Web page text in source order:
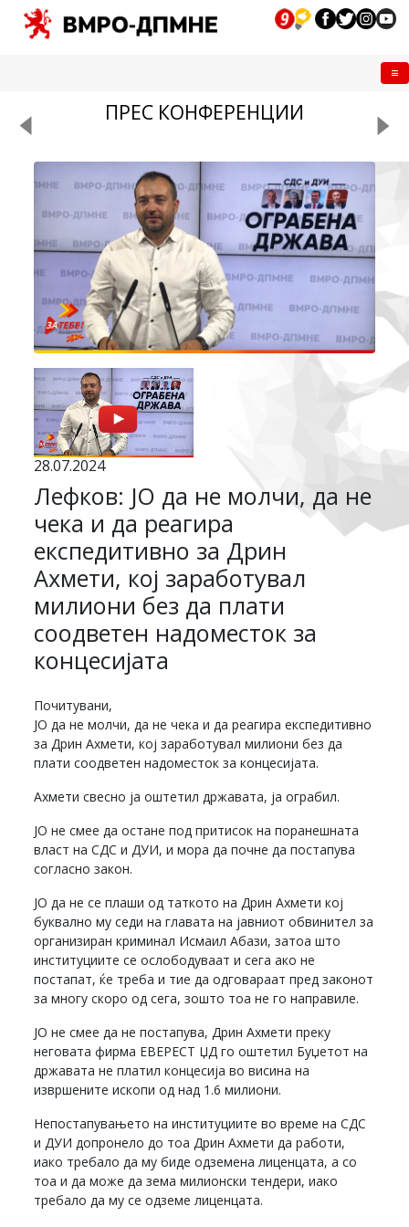
ПРЕС КОНФЕРЕНЦИИ
28.07.2024
Лефков: ЈО да не молчи, да не
чека и да реагира
експедитивно за Дрин
Ахмети, кој заработувал
милиони без да плати
соодветен надоместок за
концесијата
Почитувани,
ЈО да не молчи, да не чека и да реагира експедитивно
за Дрин Ахмети, кој заработувал милиони без да
плати соодветен надоместок за концесијата.
Ахмети свесно ја оштетил државата, ја ограбил.
ЈО не смее да остане под притисок на поранешната
власт на СДС и ДУИ, и мора да почне да постапува
согласно закон.
ЈО да не се плаши од таткото на Дрин Ахмети кој
буквално му седи на главата на јавниот обвинител за
организиран криминал Исмаил Абази, затоа што
институциите се ослободуваат и сега ако не
постапат, ќе треба и тие да одговараат пред законот
за многу скоро од сега, зошто тоа не го направиле.
ЈО не смее да не постапува, Дрин Ахмети преку
неговата фирма ЕВЕРЕСТ ЏД го оштетил Буџетот на
државата не платил концесија во висина на
извршените ископи од над 1.6 милиони.
Непостапувањето на институциите во време на СДС
и ДУИ допронело до тоа Дрин Ахмети да работи,
иако требало да му биде одземена лиценцата, а со
тоа и да може да зема милионски тендери, иако
требало да му се одземе лиценцата.